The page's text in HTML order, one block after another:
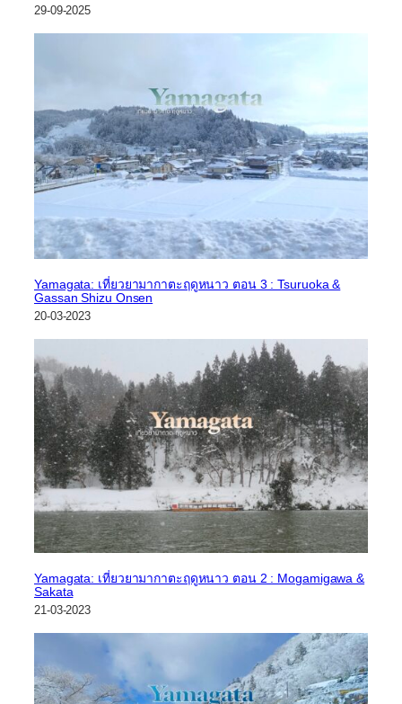
29-09-2025
Yamagata: เที่ยวยามากาตะฤดูหนาว ตอน 3 : Tsuruoka &
Gassan Shizu Onsen
20-03-2023
Yamagata: เที่ยวยามากาตะฤดูหนาว ตอน 2 : Mogamigawa &
Sakata
21-03-2023